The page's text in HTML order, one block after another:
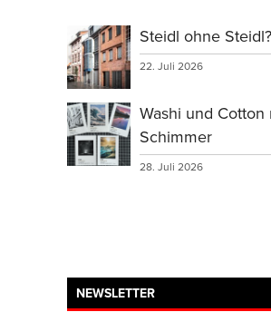
Steidl ohne Steidl?
22. Juli 2026
Washi und Cotton
Schimmer
28. Juli 2026
NEWSLETTER